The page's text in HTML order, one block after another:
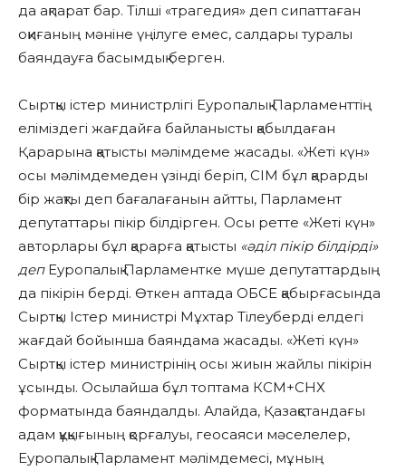
да ақпарат бар. Тілші «трагедия» деп сипаттаған
оқиғаның мәніне үңілуге емес, салдары туралы
баяндауға басымдық берген.
Сыртқы істер министрлігі Еуропалық Парламенттің
еліміздегі жағдайға байланысты қабылдаған
Қарарына қатысты мәлімдеме жасады. «Жеті күн»
осы мәлімдемеден үзінді беріп, СІМ бұл қарарды
бір жақты деп бағалағанын айтты, Парламент
депутаттары пікір білдірген. Осы ретте «Жеті күн»
авторлары бұл қарарға қатысты «әділ пікір білдірді»
деп Еуропалық Парламентке мүше депутаттардың
да пікірін берді. Өткен аптада ОБСЕ қабырғасында
Сыртқы Істер министрі Мұхтар Тілеуберді елдегі
жағдай бойынша баяндама жасады. «Жеті күн»
Сыртқы істер министрінің осы жиын жайлы пікірін
ұсынды. Осылайша бұл топтама КСМ+СНХ
форматында баяндалды. Алайда, Қазақстандағы
адам құқығының қорғалуы, геосаяси мәселелер,
Еуропалық Парламент мәлімдемесі, мұның